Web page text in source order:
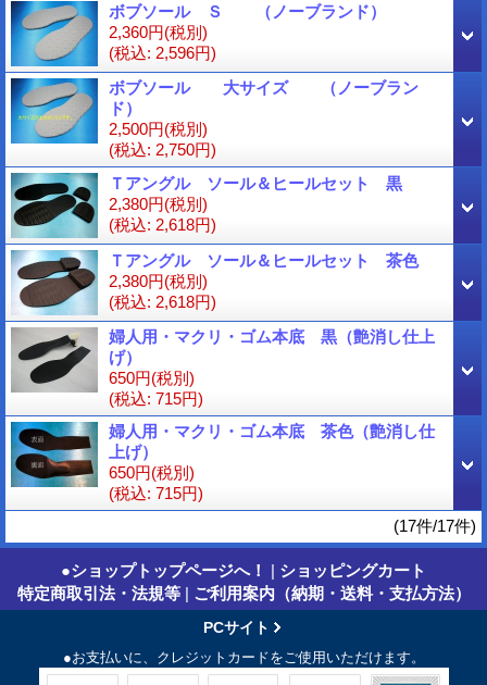
ボブソール Ｓ （ノーブランド）
2,360円(税別)
(税込: 2,596円)
ボブソール 大サイズ （ノーブラン
ド）
2,500円(税別)
(税込: 2,750円)
Ｔアングル ソール＆ヒールセット 黒
2,380円(税別)
(税込: 2,618円)
Ｔアングル ソール＆ヒールセット 茶色
2,380円(税別)
(税込: 2,618円)
婦人用・マクリ・ゴム本底 黒（艶消し仕上
げ）
650円(税別)
(税込: 715円)
婦人用・マクリ・ゴム本底 茶色（艶消し仕
上げ）
650円(税別)
(税込: 715円)
(17件/17件)
●ショップトップページへ！ | ショッピングカート
特定商取引法・法規等 | ご利用案内（納期・送料・支払方法）
PCサイト
●お支払いに、クレジットカードをご使用いただけます。